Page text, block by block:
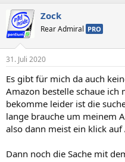
Zock
Rear Admiral PRO
31. Juli 2020
Es gibt für mich da auch
Amazon bestelle schaue
bekomme leider ist die
lange brauche um meinem
also dann meist ein klick
Dann noch die Sache mit